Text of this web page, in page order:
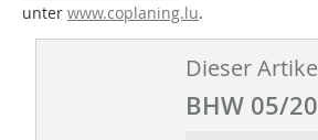
unter www.coplaning.lu.
Dieser
BHW 05/